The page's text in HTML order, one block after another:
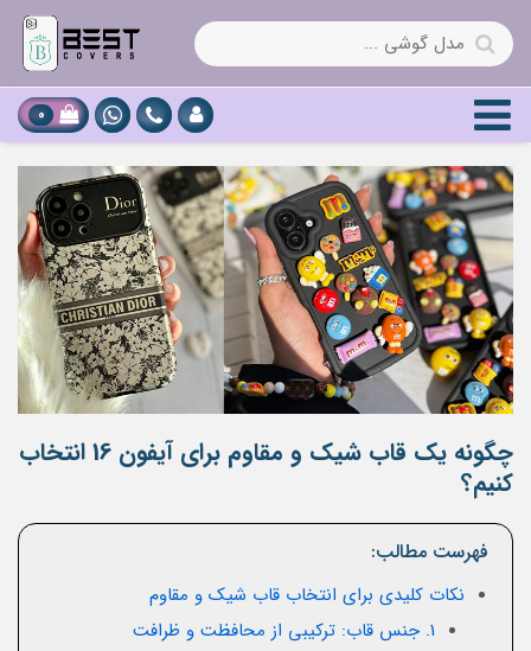
0
چگونه یک قاب شیک و مقاوم برای آیفون 16 انتخاب
کنیم؟
فهرست مطالب:
نکات کلیدی برای انتخاب قاب شیک و مقاوم
1. جنس قاب: ترکیبی از محافظت و ظرافت